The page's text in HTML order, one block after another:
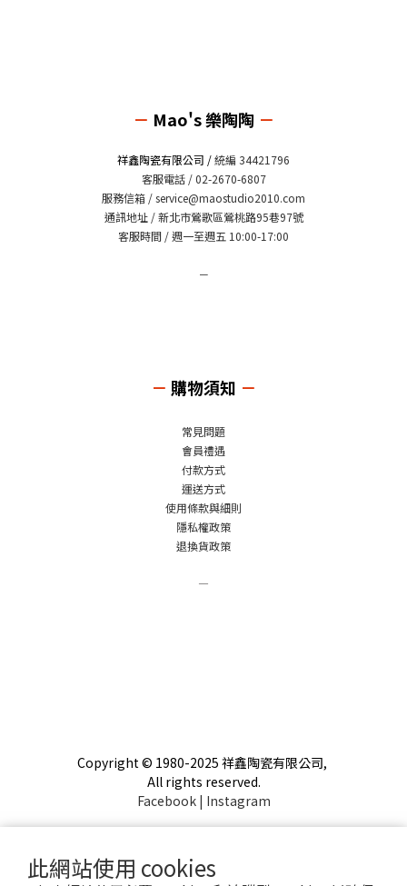
此網站使用 cookies
－ Mao's 樂陶陶 －
祥鑫陶瓷有限公司 /統編 34421796
客服電話 / 02-2670-6807
服務信箱 /service@maostudio2010.com
通訊地址 / 新北市鶯歌區鶯桃路95巷97號
客服時間 / 週一至週五 10:00-17:00
－
－ 購物須知 －
常見問題
會員禮遇
付款方式
運送方式
使用條款與細則
隱私權政策
退換貨政策
－
Copyright © 1980-2025 祥鑫陶瓷有限公司,
All rights reserved.
Facebook| Instagram